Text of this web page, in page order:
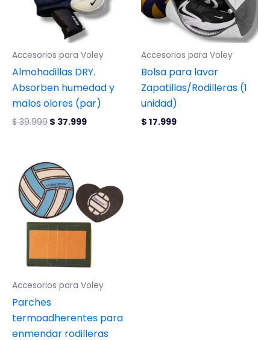
Accesorios para Voley
Almohadillas DRY.
Absorben humedad y
malos olores (par)
$39.999 $ 37.999
Accesorios para Voley
Bolsa para lavar
Zapatillas/Rodilleras (1
unidad)
$ 17.999
Accesorios para Voley
Parches
termoadherentes para
enmendar rodilleras